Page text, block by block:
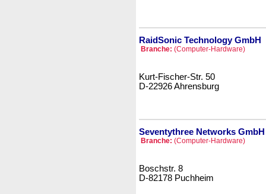
RaidSonic Technology GmbH
Branche: (Computer-Hardware)
Kurt-Fischer-Str. 50
D-22926 Ahrensburg
Seventythree Networks GmbH
Branche: (Computer-Hardware)
Boschstr. 8
D-82178 Puchheim